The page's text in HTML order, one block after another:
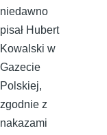
niedawno
pisał Hubert
Kowalski w
Gazecie
Polskiej,
zgodnie z
nakazami